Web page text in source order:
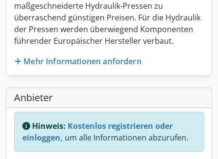
maßgeschneiderte Hydraulik-Pressen zu
überraschend günstigen Preisen. Für die Hydraulik
der Pressen werden überwiegend Komponenten
führender Europäischer Hersteller verbaut.
Mehr Informationen anfordern
Anbieter
Hinweis: Kostenlos registrieren oder
einloggen, um alle Informationen abzurufen.